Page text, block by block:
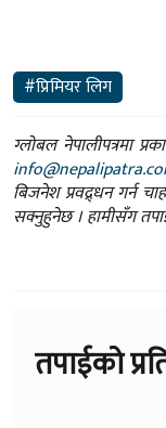
#प्रिमियर लिग
ग्लोबल नेपालीपत्रमा
बिजनेश प्रवद्र्धन गर्न
सक्नुहुनेछ । हामीसँग
तपाईको